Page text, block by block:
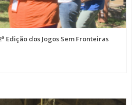
Edição dos Jogos Sem Fronteiras